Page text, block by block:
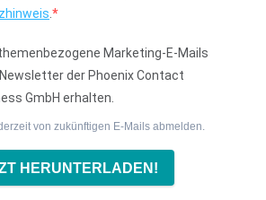
.
Marketing-E-Mails
der Phoenix Contact
GmbH erhalten.
von zukünftigen E-Mails abmelden.
HERUNTERLADEN!